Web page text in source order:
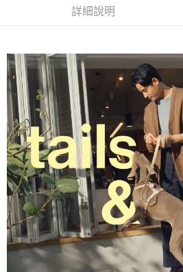
【7-11】取貨付款1500免運
每筆NT$80，滿NT$1,500(含以上)免運
【7-11】取貨1500免運
每筆NT$60，滿NT$1,500(含以上)免運
宅配【全館滿1500免運】
每筆NT$85，滿NT$1,500(含以上)免運
【宅配-貨到付款】1500免運
每筆NT$115，滿NT$1,500(含以上)免
詳細說明